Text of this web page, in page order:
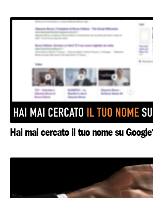
Hai mai cercato il tuo nome su